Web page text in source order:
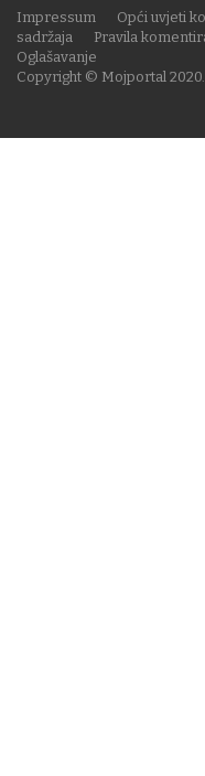
Copyright © Mojportal
Impressum Opći uvjeti
sadržaja
Pravila
Oglašavanje